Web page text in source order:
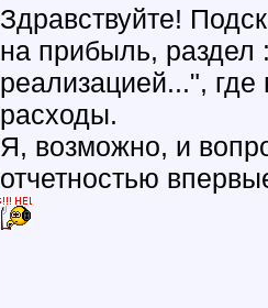
Здравствуйте!
на прибыль, раздел
реализацией...",
расходы.
Я, возможно, и
отчетностью